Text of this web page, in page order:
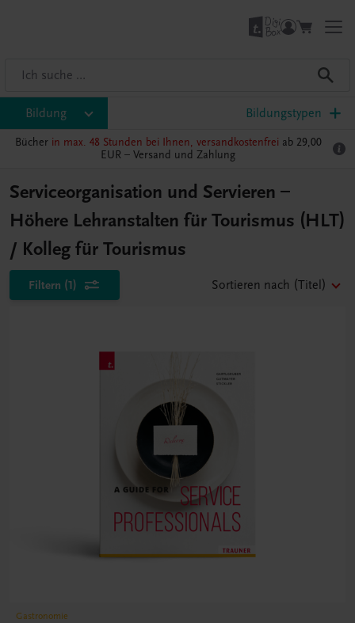
Bildung Bildungstypen
Bücher in max. 48 Stunden bei Ihnen, versandkostenfrei ab 29,00
EUR – Versand und Zahlung
Serviceorganisation und Servieren –
Höhere Lehranstalten für Tourismus (HLT)
/ Kolleg für Tourismus
Filtern (1) Sortieren nach (Titel)
Gastronomie